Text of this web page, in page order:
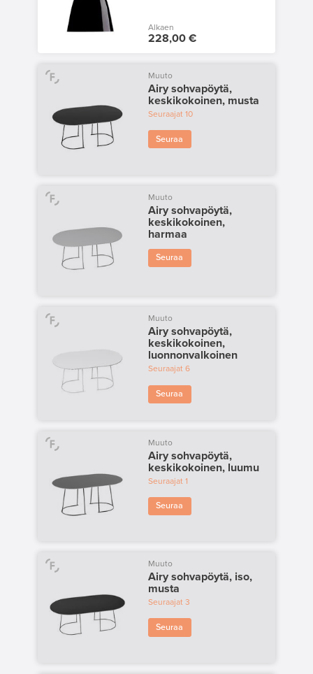
Alkaen
228,00 €
Muuto
Airy sohvapöytä,
keskikokoinen, musta
Seuraajat10
Seuraa
Muuto
Airy sohvapöytä,
keskikokoinen,
harmaa
Seuraa
Muuto
Airy sohvapöytä,
keskikokoinen,
luonnonvalkoinen
Seuraajat6
Seuraa
Muuto
Airy sohvapöytä,
keskikokoinen, luumu
Seuraajat 1
Seuraa
Muuto
Airy sohvapöytä, iso,
musta
Seuraajat3
Seuraa